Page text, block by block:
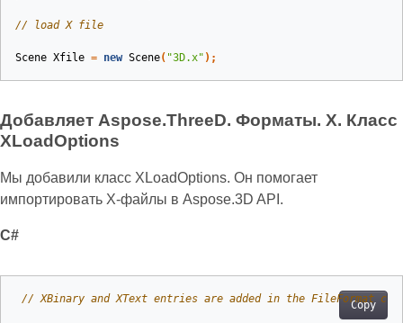
// load X file
Scene Xfile = new Scene( "3D.x" );
Добавляет Aspose.ThreeD. Форматы. X. Класс
XLoadOptions
Мы добавили класс XLoadOptions. Он помогает
импортировать X-файлы в Aspose.3D API.
C#
Copy
// XBinary and XText entries are added in the FileFormat